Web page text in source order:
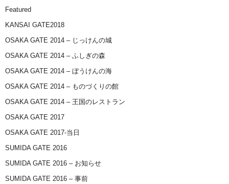
Featured
KANSAI GATE2018
OSAKA GATE 2014 – じっけんの城
OSAKA GATE 2014 – ふしぎの森
OSAKA GATE 2014 – ぼうけんの海
OSAKA GATE 2014 – ものづくりの館
OSAKA GATE 2014 – 王国のレストラン
OSAKA GATE 2017
OSAKA GATE 2017-当日
SUMIDA GATE 2016
SUMIDA GATE 2016 – お知らせ
SUMIDA GATE 2016 – 事前